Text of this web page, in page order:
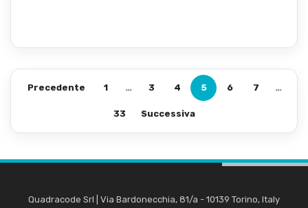
Precedente 1 … 3 4 5 6 7 …
33 Successiva
Quadracode Srl Via Bardonecchia, 81/a - 10139 Torino, Italy